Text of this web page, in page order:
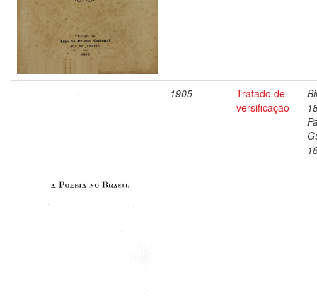
1905
Tratado de
versificação